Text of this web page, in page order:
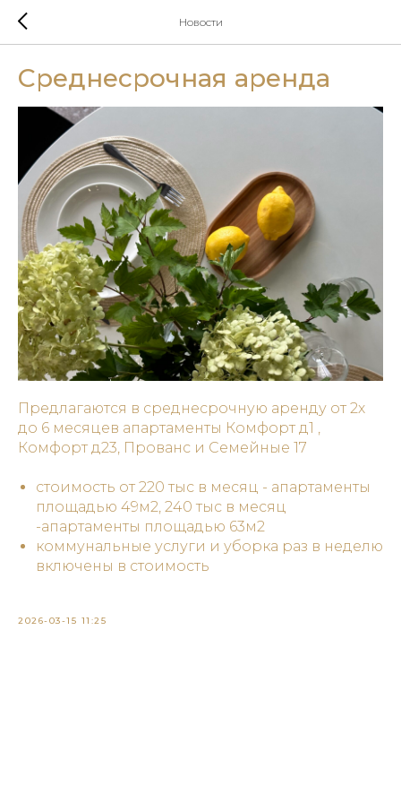
Новости
Среднесрочная аренда
Предлагаются в среднесрочную аренду от 2х
до 6 месяцев апартаменты Комфорт д1 ,
Комфорт д23, Прованс и Семейные 17
стоимость от 220 тыс в месяц - апартаменты
площадью 49м2, 240 тыс в месяц
-апартаменты площадью 63м2
коммунальные услуги и уборка раз в неделю
включены в стоимость
2026-03-15 11:25